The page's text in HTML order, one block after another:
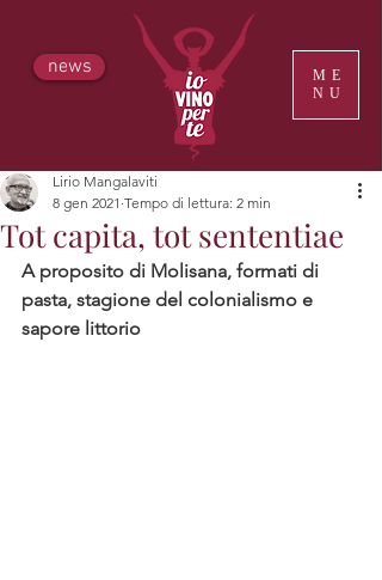
news
ME
NU
Tot capita, tot sententiae
Lirio Mangalaviti
8 gen 2021 Tempo di lettura: 2 min
A proposito di Molisana, formati di
pasta, stagione del colonialismo e
sapore littorio